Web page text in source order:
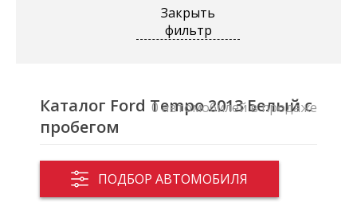
Закрыть
фильтр
Каталог Ford Tempo 2013 Белый с
пробегом
ПОДБОР АВТОМОБИЛЯ
0 автомобилей в продаже